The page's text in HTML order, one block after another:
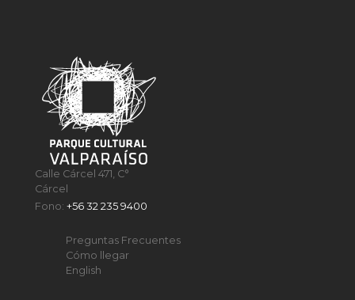
Calle Cárcel 471, C°
Cárcel
Fono:+56 32 235 9400
Preguntas Frecuentes
Cómo llegar
English